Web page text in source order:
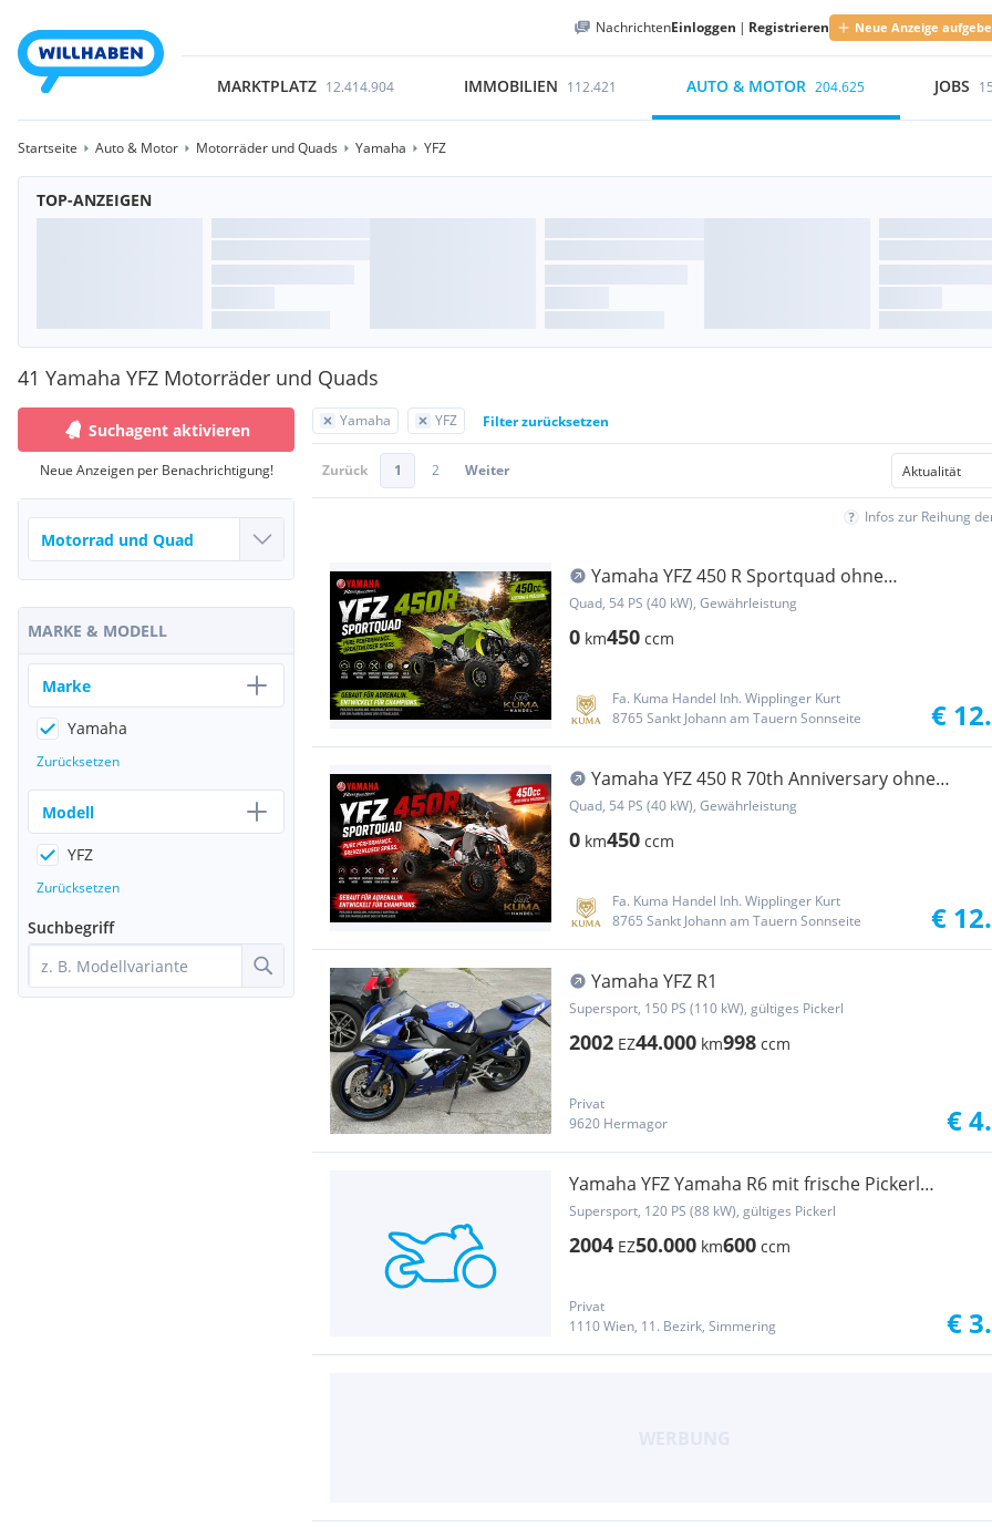
NachrichtenEinloggen | Registrieren Neue Anzeige
MARKTPLATZ 12.414.904 IMMOBILIEN 112.421 AUTO & MOTOR 204.625 JOBS
Startseite Auto & Motor Motorräder und Quads Yamaha YFZ
TOP-ANZEIGEN
41 Yamaha YFZ Motorräder und Quads
Yamaha YFZ Filter zurücksetzen
Zurück 1 2 Weiter
Infos zur Reihung
Yamaha YFZ 450 R Sportquad ohne
Strassenzulassung!
Quad, 54 PS (40 kW), Gewährleistung
0 km450 ccm
Fa. Kuma Handel Inh. Wipplinger Kurt
8765 Sankt Johann am Tauern Sonnseite
€
Yamaha YFZ 450 R 70th Anniversary ohne
Strassenzulassung!
Quad, 54 PS (40 kW), Gewährleistung
0 km450 ccm
Fa. Kuma Handel Inh. Wipplinger Kurt
8765 Sankt Johann am Tauern Sonnseite
€
Yamaha YFZ R1
Supersport, 150 PS (110 kW), gültiges Pickerl
2002 EZ44.000 km998 ccm
Privat
9620 Hermagor
€
Yamaha YFZ Yamaha R6 mit frische Pickerl
05.2027
Supersport, 120 PS (88 kW), gültiges Pickerl
2004 EZ50.000 km600 ccm
Privat
1110 Wien, 11. Bezirk, Simmering
€
Suchagent aktivieren
Neue Anzeigen per Benachrichtigung!
MARKE & MODELL
Marke
Yamaha
Zurücksetzen
Modell
YFZ
Zurücksetzen
Suchbegriff